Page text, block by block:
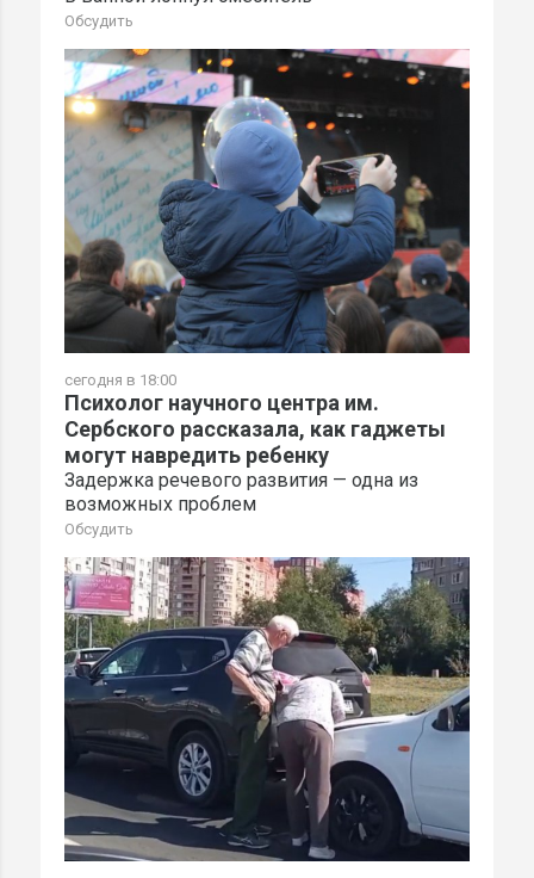
Обсудить
сегодня в 18:00
Психолог научного центра им.
Сербского рассказала, как гаджеты
могут навредить ребенку
Задержка речевого развития — одна из
возможных проблем
Обсудить